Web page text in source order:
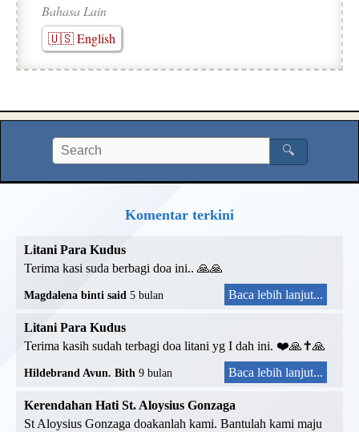
Bahasa Lain
🇺🇸 English
🔍
Komentar terkini
Litani Para Kudus
Terima kasi suda berbagi doa ini.. 🙏🙏
Magdalena binti said 5 bulan Baca lebih lanjut...
Litani Para Kudus
Terima kasih sudah terbagi doa litani yg I dah ini. ❤️🙏✝️🙏
Hildebrand Avun. Bith 9 bulan Baca lebih lanjut...
Kerendahan Hati St. Aloysius Gonzaga
St Aloysius Gonzaga doakanlah kami. Bantulah kami maju